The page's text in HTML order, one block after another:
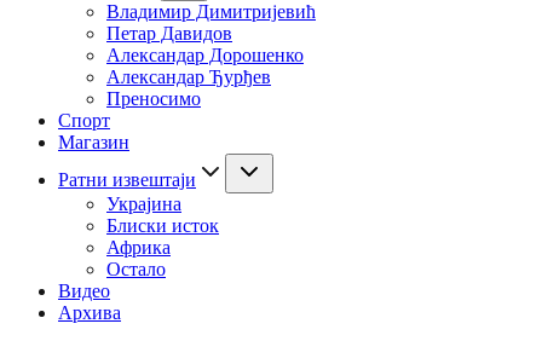
Владимир Димитријевић
Петар Давидов
Александар Дорошенко
Александар Ђурђев
Преносимо
Спорт
Магазин
Ратни извештаји
Украјина
Блиски исток
Африка
Остало
Видео
Архива